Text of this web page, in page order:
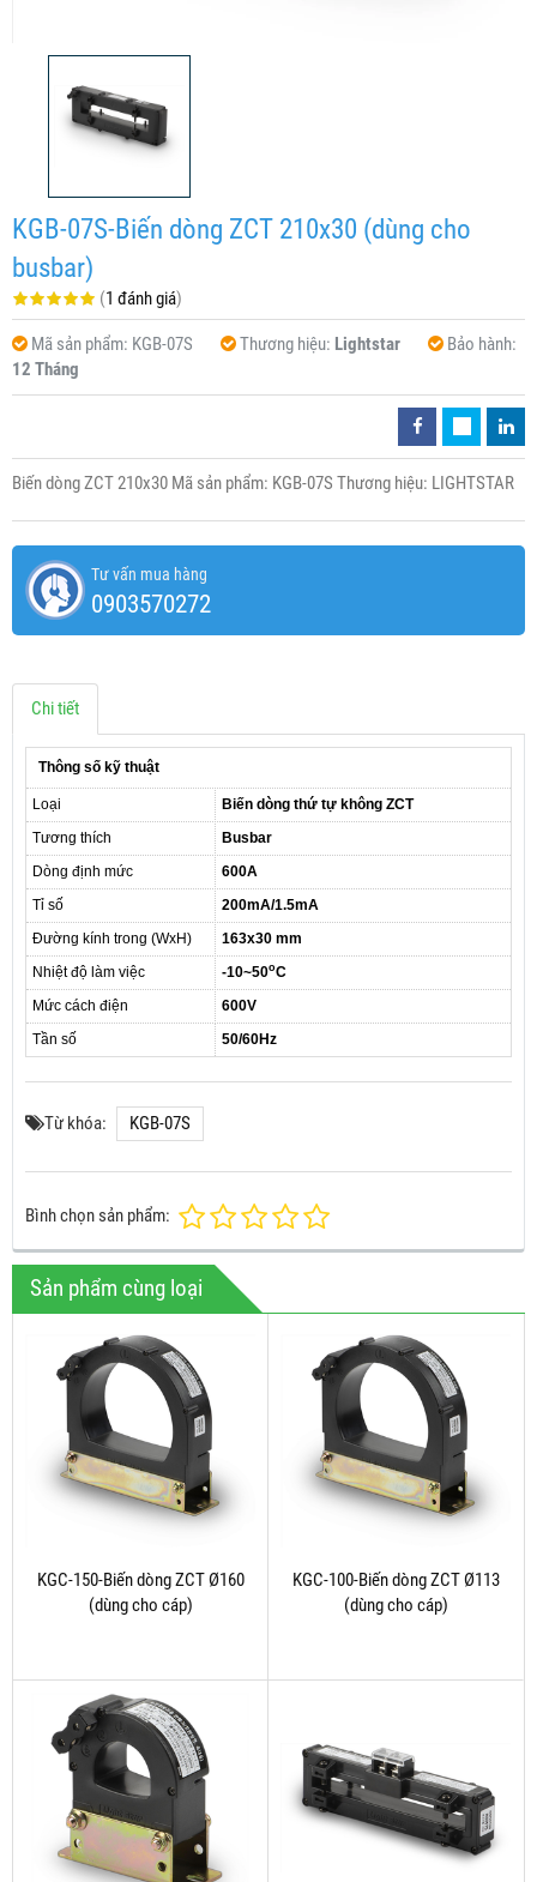
KGB-07S-Biến dòng ZCT 210x30 (dùng cho
busbar)
(1 đánh giá)
Mã sản phẩm: KGB-07S Thương hiệu: Lightstar
Bảo hành:
12 Tháng
Biến dòng ZCT 210x30 Mã sản phẩm: KGB-07S Thương hiệu: LIGHTSTAR
Tư vấn mua hàng
0903570272
Chi tiết
Thông số kỹ thuật
Loại
Biến dòng thứ tự không ZCT
Tương thích
Busbar
Dòng định mức
600A
Tỉ số
200mA/1.5mA
Đường kính trong (WxH)
163x30 mm
Nhiệt độ làm việc
-10~50oC
Mức cách điện
600V
Tần số
50/60Hz
Từ khóa: KGB-07S
Bình chọn sản phẩm:
Sản phẩm cùng loại
KGC-150-Biến dòng ZCT Ø160
(dùng cho cáp)
KGC-100-Biến dòng ZCT Ø113
(dùng cho cáp)